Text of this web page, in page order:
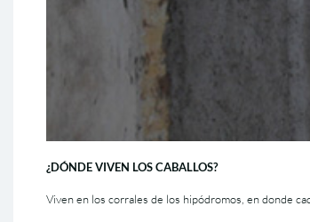
¿DÓNDE VIVEN LOS CABALLOS?
Viven en los corrales de los hipódromos, en donde